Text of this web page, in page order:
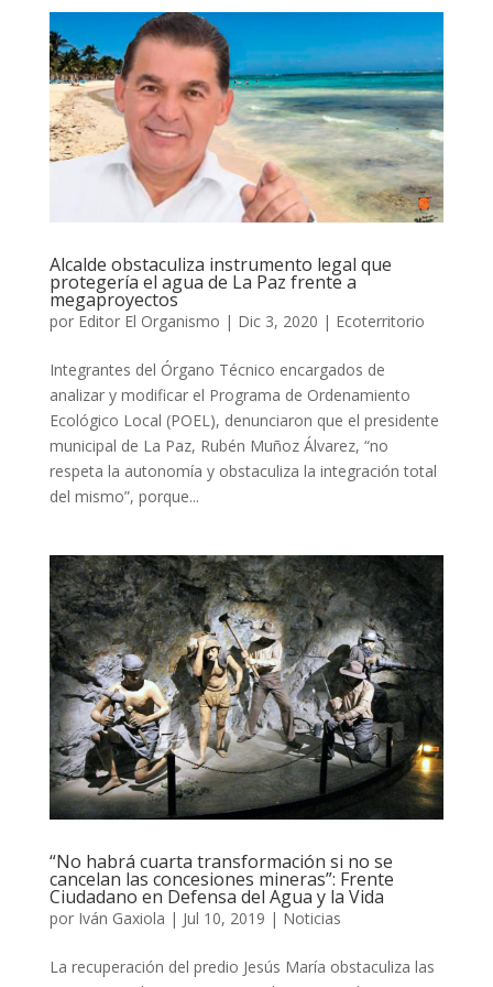
Alcalde obstaculiza instrumento legal que
protegería el agua de La Paz frente a
megaproyectos
por Editor El Organismo | Dic 3, 2020 | Ecoterritorio
Integrantes del Órgano Técnico encargados de
analizar y modificar el Programa de Ordenamiento
Ecológico Local (POEL), denunciaron que el presidente
municipal de La Paz, Rubén Muñoz Álvarez, “no
respeta la autonomía y obstaculiza la integración total
del mismo”, porque...
“No habrá cuarta transformación si no se
cancelan las concesiones mineras”: Frente
Ciudadano en Defensa del Agua y la Vida
por Iván Gaxiola | Jul 10, 2019 | Noticias
La recuperación del predio Jesús María obstaculiza las